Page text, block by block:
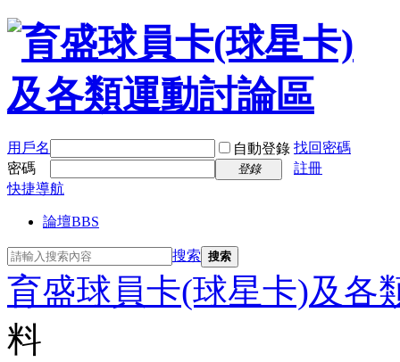
用戶名 自動登錄 找回密碼
密碼
登錄
註冊
快捷導航
論壇BBS
搜索 搜索
育盛球員卡(球星卡)及各
料